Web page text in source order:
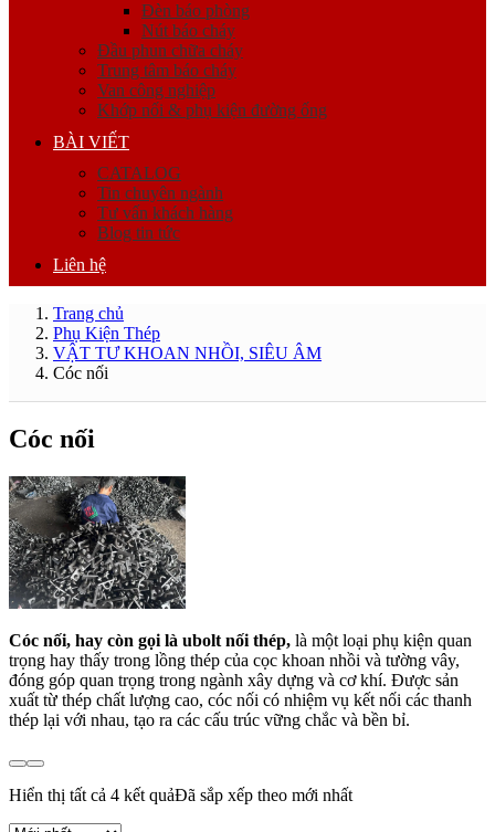
Đèn báo phòng
Nút báo cháy
Đầu phun chữa cháy
Trung tâm báo cháy
Van công nghiệp
Khớp nối & phụ kiện đường ống
BÀI VIẾT
CATALOG
Tin chuyên ngành
Tư vấn khách hàng
Blog tin tức
Liên hệ
Trang chủ
Phụ Kiện Thép
VẬT TƯ KHOAN NHỒI, SIÊU ÂM
Cóc nối
Cóc nối
Cóc nối, hay còn gọi là ubolt nối thép, là một loại phụ kiện quan
trọng hay thấy trong lồng thép của cọc khoan nhồi và tường vây,
đóng góp quan trọng trong ngành xây dựng và cơ khí. Được sản
xuất từ thép chất lượng cao, cóc nối có nhiệm vụ kết nối các thanh
thép lại với nhau, tạo ra các cấu trúc vững chắc và bền bỉ.
Hiển thị tất cả 4 kết quảĐã sắp xếp theo mới nhất